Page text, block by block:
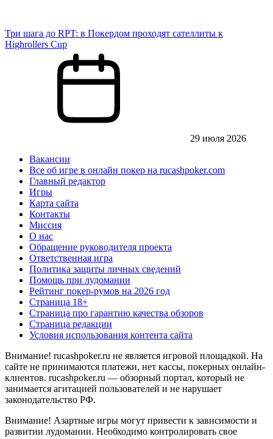
Три шага до RPT: в Покердом проходят сателлиты к
Highrollers Cup
29 июля 2026
Вакансии
Все об игре в онлайн покер на rucashpoker.com
Главный редактор
Игры
Карта сайта
Контакты
Миссия
О нас
Обращение руководителя проекта
Ответственная игра
Политика защиты личных сведений
Помощь при лудомании
Рейтинг покер-румов на 2026 год
Страница 18+
Страница про гарантию качества обзоров
Страница редакции
Условия использования контента сайта
Внимание! rucashpoker.ru не является игровой площадкой. На
сайте не принимаются платежи, нет кассы, покерных онлайн-
клиентов. rucashpoker.ru — обзорный портал, который не
занимается агитацией пользователей и не нарушает
законодательство РФ.
Внимание! Азартные игры могут привести к зависимости и
развитии лудомании. Необходимо контролировать свое